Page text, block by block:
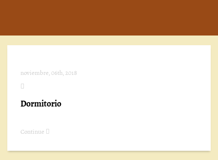
noviembre, 06th, 2018
Dormitorio
Continue